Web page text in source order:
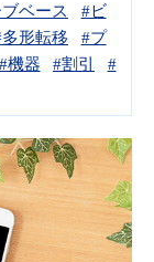
ベース
#ビ
形転移
#プ
#機器 #割引
#